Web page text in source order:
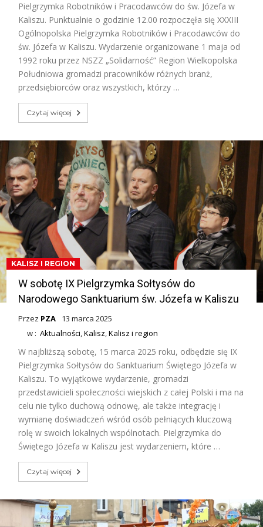
Pielgrzymka Robotników i Pracodawców do św. Józefa w
Kaliszu. Punktualnie o godzinie 12.00 rozpoczęła się XXXIII
Ogólnopolska Pielgrzymka Robotników i Pracodawców do
św. Józefa w Kaliszu. Wydarzenie organizowane 1 maja od
1992 roku przez NSZZ „Solidarność” Region Wielkopolska
Południowa gromadzi pracowników różnych branż,
przedsiębiorców oraz wszystkich, którzy …
Czytaj więcej
KALISZ I REGION
W sobotę IX Pielgrzymka Sołtysów do
Narodowego Sanktuarium św. Józefa w Kaliszu
Przez PZA
13 marca 2025
w :Aktualności,Kalisz,Kalisz i region
W najbliższą sobotę, 15 marca 2025 roku, odbędzie się IX
Pielgrzymka Sołtysów do Sanktuarium Świętego Józefa w
Kaliszu. To wyjątkowe wydarzenie, gromadzi
przedstawicieli społeczności wiejskich z całej Polski i ma na
celu nie tylko duchową odnowę, ale także integrację i
wymianę doświadczeń wśród osób pełniących kluczową
rolę w swoich lokalnych wspólnotach. Pielgrzymka do
Świętego Józefa w Kaliszu jest wydarzeniem, które …
Czytaj więcej